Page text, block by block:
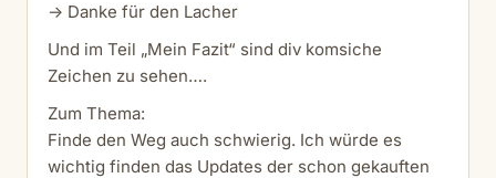
-> Danke für den Lacher
Und im Teil „Mein Fazit“ sind div komsiche
Zeichen zu sehen….
Zum Thema:
Finde den Weg auch schwierig. Ich würde es
wichtig finden das Updates der schon gekauften